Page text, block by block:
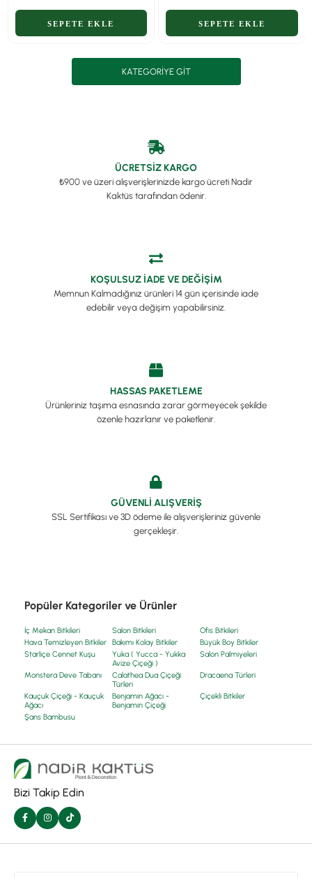
KATEGORIYE GIT
ÜCRETSİZ KARGO
₺900 ve üzeri alışverişlerinizde kargo ücreti Nadir
Kaktüs tarafından ödenir.
KOŞULSUZ İADE VE DEĞİŞİM
Memnun Kalmadığınız ürünleri 14 gün içerisinde iade
edebilir veya değişim yapabilirsiniz.
HASSAS PAKETLEME
Ürünleriniz taşıma esnasında zarar görmeyecek şekilde
özenle hazırlanır ve paketlenir.
GÜVENLİ ALIŞVERİŞ
SSL Sertifikası ve 3D ödeme ile alışverişleriniz güvenle
gerçekleşir.
Popüler Kategoriler ve Ürünler
İç Mekan Bitkileri Salon Bitkileri
Ofis Bitkileri
Hava Temizleyen Bitkiler
Bakımı Kolay Bitkiler
Büyük Boy Bitkiler
Starliçe Cennet Kuşu
Yuka ( Yucca - Yukka
Avize Çiçeği )
Salon Palmiyeleri
Monstera Deve Tabanı
Calathea Dua Çiçeği
Türleri
Dracaena Türleri
Kauçuk Çiçeği - Kauçuk
Ağacı
Benjamin Ağacı -
Benjamin Çiçeği
Çiçekli Bitkiler
Şans Bambusu
Bizi Takip Edin